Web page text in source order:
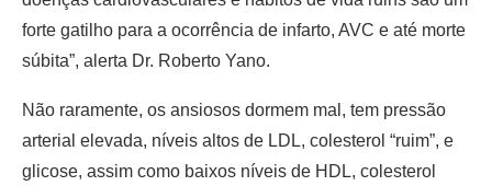
forte gatilho para a ocorrência de infarto, AVC e até morte
súbita”, alerta Dr. Roberto Yano.
Não raramente, os ansiosos dormem mal, tem pressão
arterial elevada, níveis altos de LDL, colesterol “ruim”, e
glicose, assim como baixos níveis de HDL, colesterol